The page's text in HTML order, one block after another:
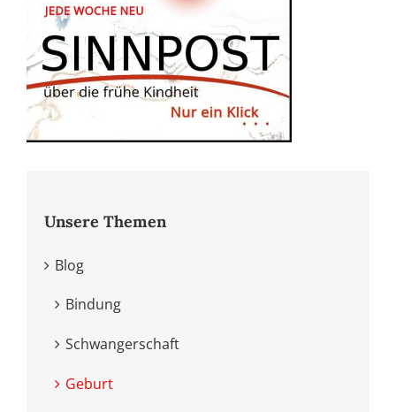
Unsere Themen
Blog
Bindung
Schwangerschaft
Geburt